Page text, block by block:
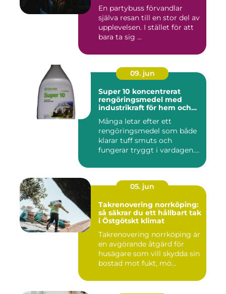
En partybuss förvandlar
själva resan till en stor del av
upplevelsen. I stället för att
bara ta sig ...
09. jun
Super 10 koncentrerat
rengöringsmedel med
industrikraft för hem och
Många letar efter ett
rengöringsmedel som både
klarar tuff smuts och
fungerar tryggt i vardagen.
05. jun
Takrenovering norrköping:
så säkrar du ett hållbart tak
i Östgötskt klimat
Takrenovering norrköping är
en avgörande åtgärd för
husägare som vill skydda sin
bostad mot fukt, mö...